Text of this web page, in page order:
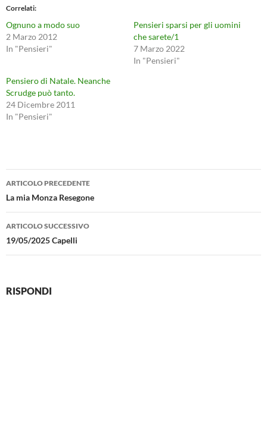
Correlati
Ognuno a modo suo
2 Marzo 2012
In "Pensieri"
Pensieri sparsi per gli uomini
che sarete/1
7 Marzo 2022
In "Pensieri"
Pensiero di Natale. Neanche
Scrudge può tanto.
24 Dicembre 2011
In "Pensieri"
Navigazione
articolo
ARTICOLO PRECEDENTE
La mia Monza Resegone
ARTICOLO SUCCESSIVO
19/05/2025 Capelli
RISPONDI